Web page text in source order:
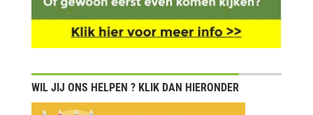
WIL JIJ ONS HELPEN ? KLIK DAN HIERONDER